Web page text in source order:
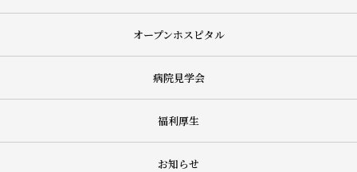
オープンホスピタル
病院見学会
福利厚生
お知らせ